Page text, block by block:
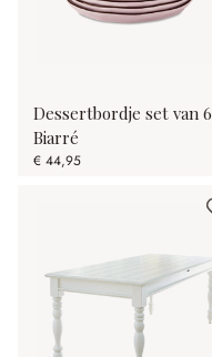
Dessertbordje set van 6
Biarré
€ 44,95